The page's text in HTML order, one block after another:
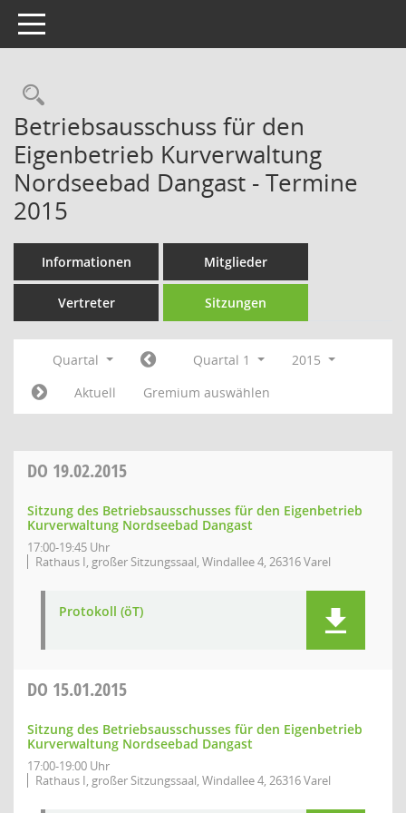
Toggle navigation
Rechercheauswahl
Betriebsausschuss für den
Eigenbetrieb Kurverwaltung
Nordseebad Dangast - Termine
2015
Informationen Mitglieder
Vertreter Sitzungen
Quartal Quartal 1
2015
Aktuell
Gremium auswählen
DO 19.02.2015
Sitzung des Betriebsausschusses für den Eigenbetrieb
Kurverwaltung Nordseebad Dangast
17:00-19:45 Uhr
Rathaus I, großer Sitzungssaal, Windallee 4, 26316 Varel
Protokoll (öT)
DO 15.01.2015
Sitzung des Betriebsausschusses für den Eigenbetrieb
Kurverwaltung Nordseebad Dangast
17:00-19:00 Uhr
Rathaus I, großer Sitzungssaal, Windallee 4, 26316 Varel